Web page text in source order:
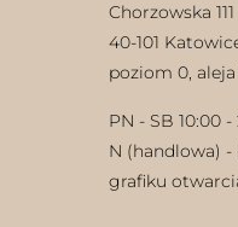
Chorzowska 111
40-101
poziom 0, aleja
PN - SB 10:00 -
N (handlowa) -
grafiku